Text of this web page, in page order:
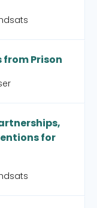
from Prison
for